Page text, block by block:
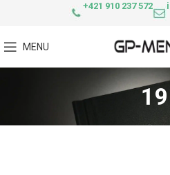
+421 910 237 572
MENU
19